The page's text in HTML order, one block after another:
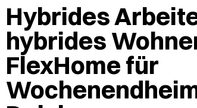
Hybrides
hybrides
FlexHome für